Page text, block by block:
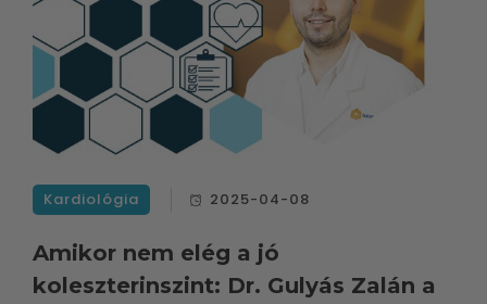
Kardiológia 2025-04-08
Amikor nem elég a jó
koleszterinszint: Dr. Gulyás Zalán a